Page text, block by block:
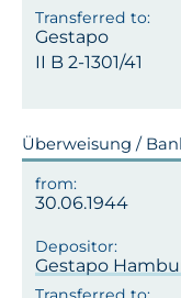
Gestapo
II B 2-1301/41
Überweisung /
30.06.1944
Gestapo